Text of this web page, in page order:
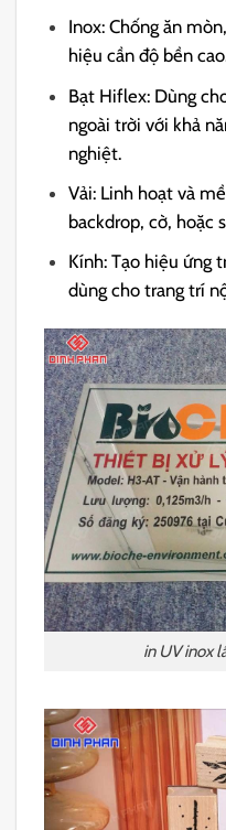
Inox: Chống ăn
hiệu cần độ bền
Bạt Hiflex: Dùng
ngoài trời với khả
nghiệt.
Vải: Linh hoạt và
backdrop, cờ, hoặc
Kính: Tạo hiệu ứng
dùng cho trang trí
in UV inox